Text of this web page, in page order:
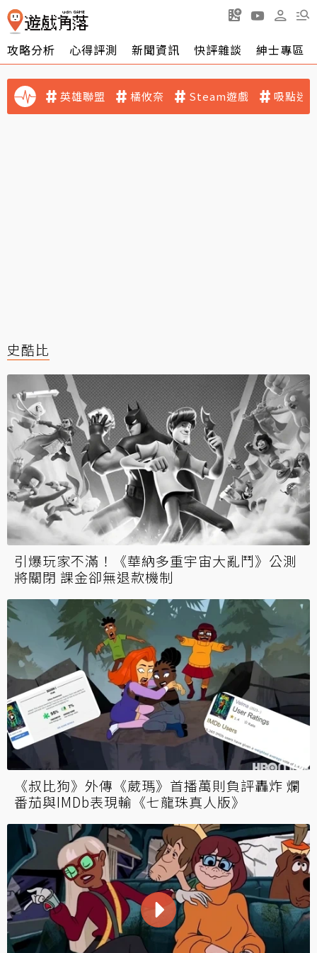
攻略分析 心得評測 新聞資訊 快評雜談 紳士專區
英雄聯盟 橘攸奈 Steam遊戲 吸點迷
史酷比
引爆玩家不滿！《華納多重宇宙大亂鬥》公測
將關閉 課金卻無退款機制
《叔比狗》外傳《葳瑪》首播萬則負評轟炸 爛
番茄與IMDb表現輸《七龍珠真人版》